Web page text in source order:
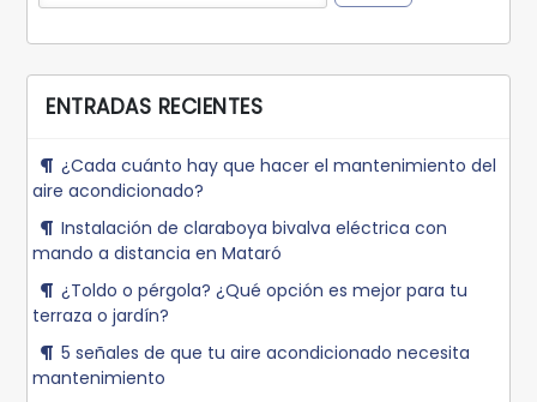
ENTRADAS RECIENTES
¿Cada cuánto hay que hacer el mantenimiento del
aire acondicionado?
Instalación de claraboya bivalva eléctrica con
mando a distancia en Mataró
¿Toldo o pérgola? ¿Qué opción es mejor para tu
terraza o jardín?
5 señales de que tu aire acondicionado necesita
mantenimiento